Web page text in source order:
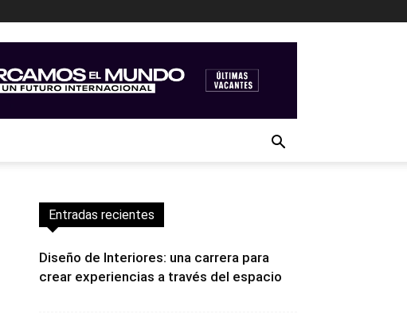
Entradas recientes
Diseño de Interiores: una carrera para
crear experiencias a través del espacio